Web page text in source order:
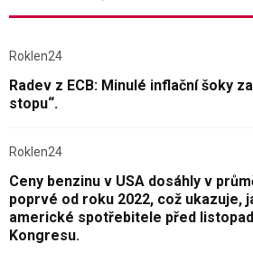
Roklen24
Radev z ECB: Minulé inflační šoky
stopu“.
Roklen24
Ceny benzinu v USA dosáhly v
poprvé od roku 2022, což ukazuje,
americké spotřebitele před
Kongresu.